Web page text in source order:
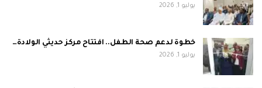
يوليو 1, 2026
خطوة لدعم صحة الطفل.. افتتاح مركز حديثي الولادة…
يوليو 1, 2026